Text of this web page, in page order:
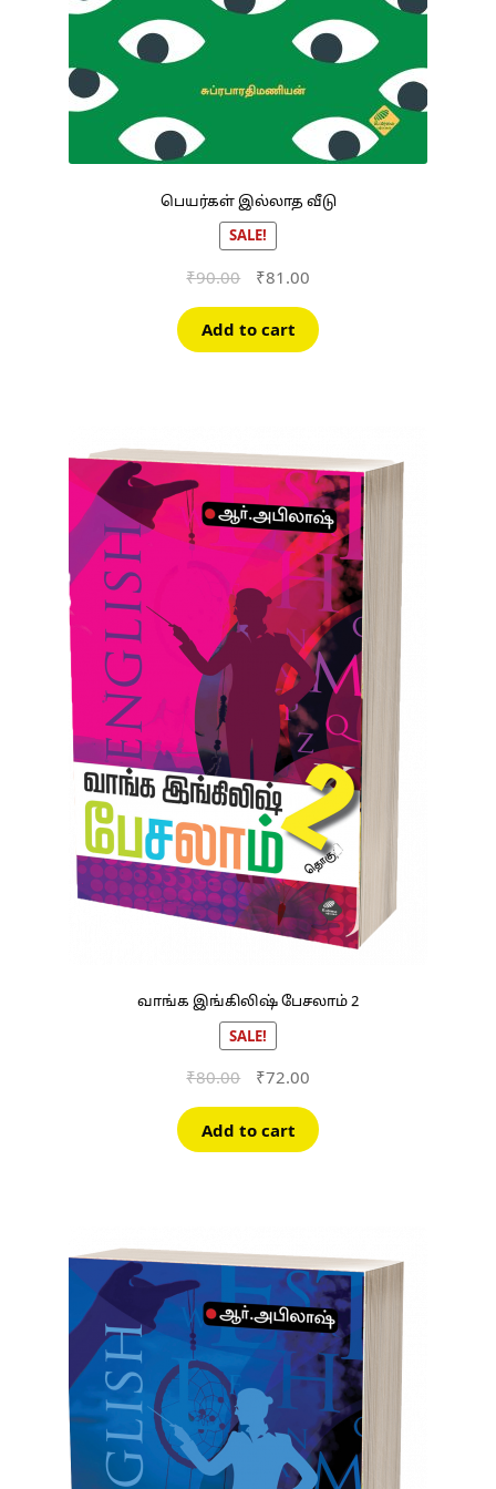
பெயர்கள் இல்லாத வீடு
SALE!
₹90.00
Original
was:
₹90.00.
₹81.00Current
is:
₹81.00.
Add to cart
வாங்க இங்கிலிஷ் பேசலாம் 2
SALE!
₹80.00
Original
was:
₹80.00.
₹72.00Current
is:
₹72.00.
Add to cart